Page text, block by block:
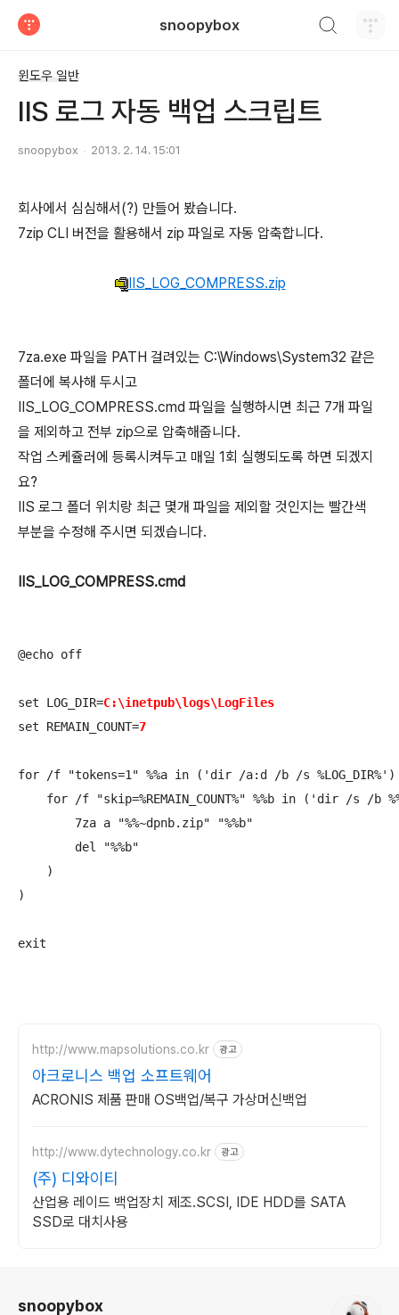
snoopybox
윈도우 일반
IIS 로그 자동 백업 스크립트
snoopybox 2013. 2. 14. 15:01
회사에서 심심해서(?) 만들어 봤습니다.
7zip CLI 버전을 활용해서 zip 파일로 자동 압축합니다.
IIS_LOG_COMPRESS.zip
7za.exe 파일을 PATH 걸려있는 C:\Windows\System32 같은
폴더에 복사해 두시고
IIS_LOG_COMPRESS.cmd 파일을 실행하시면 최근 7개 파일
을 제외하고 전부 zip으로 압축해줍니다.
작업 스케쥴러에 등록시켜두고 매일 1회 실행되도록 하면 되겠지
요?
IIS 로그 폴더 위치랑 최근 몇개 파일을 제외할 것인지는 빨간색
부분을 수정해 주시면 되겠습니다.
IIS_LOG_COMPRESS.cmd
@echo off
set LOG_DIR=C:\inetpub\logs\LogFiles
set REMAIN_COUNT=
for /f "tokens=1" %%a in ('dir /a:d /b /s
for /f "skip=%REMAIN_COUNT%" %%b in ('dir /s /b
        7za a "%%~dpnb.zip" "%%b"
        del "%%b"
    )
)
exit
http://www.mapsolutions.co.kr 광고
아크로니스 백업 소프트웨어
ACRONIS 제품 판매 OS백업/복구 가상머신백업
http://www.dytechnology.co.kr 광고
(주) 디와이티
산업용 레이드 백업장치 제조.SCSI, IDE HDD를 SATA
SSD로 대치사용
snoopybox